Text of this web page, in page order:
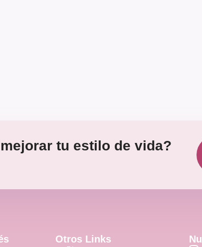
tu estilo de vida?
Otros Links